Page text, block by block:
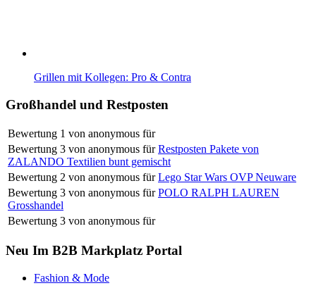
Grillen mit Kollegen: Pro & Contra
Großhandel und Restposten
Bewertung 1 von anonymous für
Bewertung 3 von anonymous für Restposten Pakete von
ZALANDO Textilien bunt gemischt
Bewertung 2 von anonymous für Lego Star Wars OVP Neuware
Bewertung 3 von anonymous für POLO RALPH LAUREN
Grosshandel
Bewertung 3 von anonymous für
Neu Im B2B Markplatz Portal
Fashion & Mode